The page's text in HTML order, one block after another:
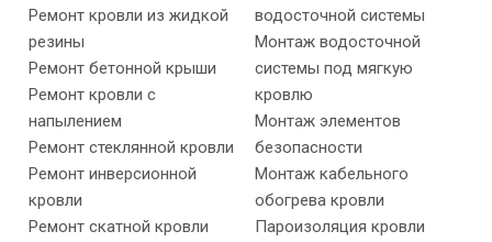
Ремонт кровли из жидкой
резины
Ремонт бетонной крыши
Ремонт кровли с
напылением
Ремонт стеклянной кровли
Ремонт инверсионной
кровли
Ремонт скатной кровли
водосточной системы
Монтаж водосточной
системы под мягкую
кровлю
Монтаж элементов
безопасности
Монтаж кабельного
обогрева кровли
Пароизоляция кровли